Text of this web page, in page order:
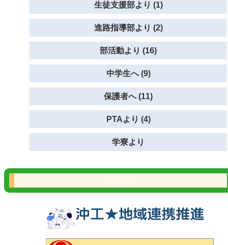
生徒支援部より (1)
進路指導部より (2)
部活動より (16)
中学生へ (9)
保護者へ (11)
PTAより (4)
学寮より